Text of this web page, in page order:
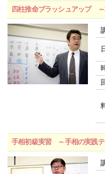
四柱推命ブラッシュアップ
手相初級実習 ～手相の実践テ